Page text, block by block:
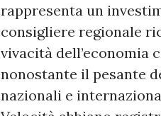
rappresenta un
consigliere regionale
vivacità dell’economia
nonostante il pesante
nazionali e